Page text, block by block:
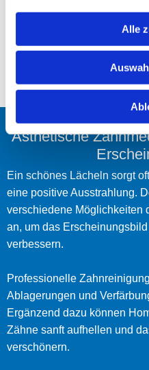
Alle
Ästhetische
Ein schönes Lächeln sorgt
eine positive Ausstrahlung.
verschiedene Möglichkeiten
an, um das
verbessern.
Professionelle
Ablagerungen und
Ergänzend dazu können
Zähne sanft aufhellen und
verschönern.